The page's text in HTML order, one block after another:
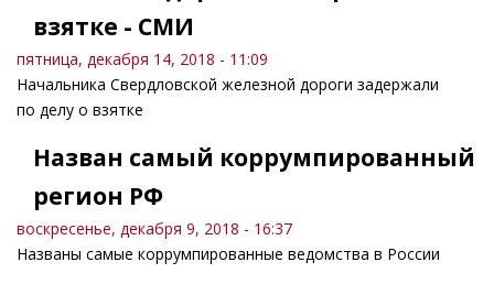
взятке - СМИ
пятница, декабря 14, 2018 - 11:09
Начальника Свердловской железной дороги задержали
по делу о взятке
Назван самый коррумпированный
регион РФ
воскресенье, декабря 9, 2018 - 16:37
Названы самые коррумпированные ведомства в России